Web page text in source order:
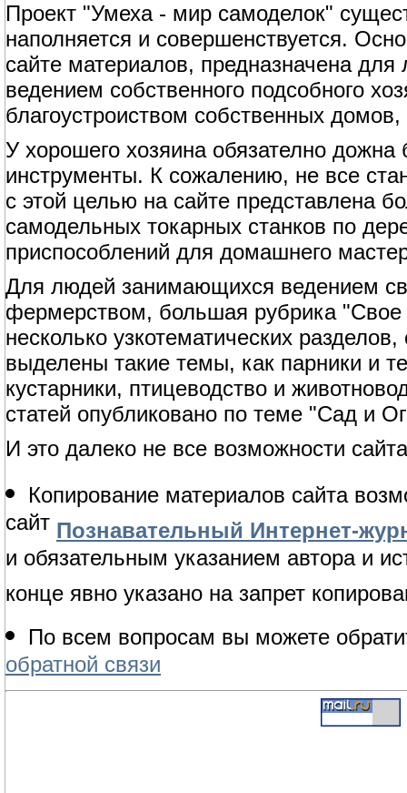
Проект "Умеха - мир самоделок"
наполняется и совершенствуется.
сайте материалов, предназначена
ведением собственного подсобного
благоустроиством собственных
У хорошего хозяина обязателно
инструменты. К сожалению, не все
с этой целью на сайте представлена
самодельных токарных станков по
приспособлений для домашнего
Для людей занимающихся ведением
фермерством, большая рубрика "Свое
несколько узкотематических
выделены такие темы, как парники и
кустарники, птицеводство и
статей опубликовано по теме "Сад и
И это далеко не все возможности
Копирование материалов сайта
сайт Познавательный Интернет-
и обязательным указанием автора и
конце явно указано на запрет
По всем вопросам вы можете
обратной связи